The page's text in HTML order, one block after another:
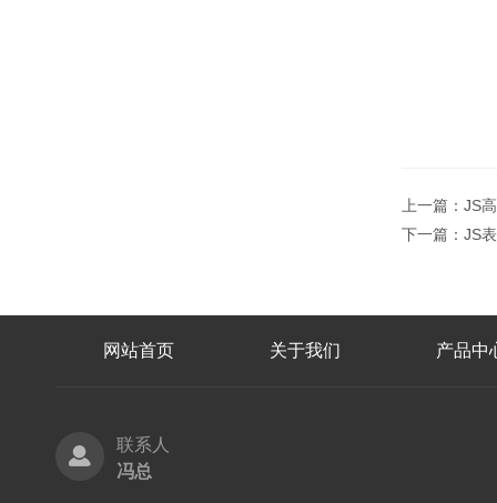
上一篇： JS
下一篇： JS
网站首页 关于我们 产品中
联系人
冯总